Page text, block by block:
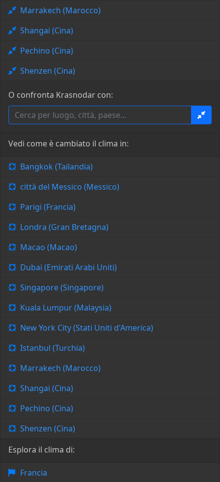
Marrakech (Marocco)
Shangai (Cina)
Pechino (Cina)
Shenzen (Cina)
O confronta Krasnodar con:
Vedi come è cambiato il clima in:
Bangkok (Tailandia)
città del Messico (Messico)
Parigi (Francia)
Londra (Gran Bretagna)
Macao (Macao)
Dubai (Emirati Arabi Uniti)
Singapore (Singapore)
Kuala Lumpur (Malaysia)
New York City (Stati Uniti d'America)
Istanbul (Turchia)
Marrakech (Marocco)
Shangai (Cina)
Pechino (Cina)
Shenzen (Cina)
Esplora il clima di:
Francia